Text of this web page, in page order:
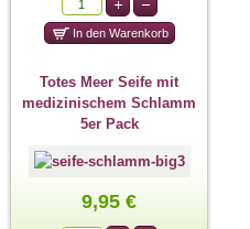
Totes Meer Seife mit
medizinischem Schlamm
5er Pack
9,95 €